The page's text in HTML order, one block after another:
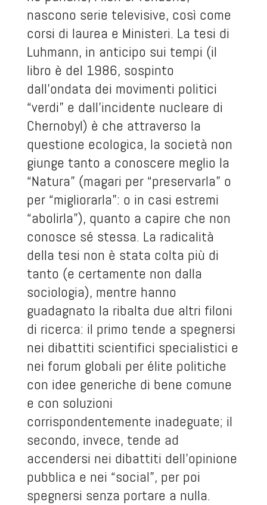
nascono serie televisive, così come
corsi di laurea e Ministeri. La tesi di
Luhmann, in anticipo sui tempi (il
libro è del 1986, sospinto
dall’ondata dei movimenti politici
“verdi” e dall’incidente nucleare di
Chernobyl) è che attraverso la
questione ecologica, la società non
giunge tanto a conoscere meglio la
“Natura” (magari per “preservarla” o
per “migliorarla”: o in casi estremi
“abolirla”), quanto a capire che non
conosce sé stessa. La radicalità
della tesi non è stata colta più di
tanto (e certamente non dalla
sociologia), mentre hanno
guadagnato la ribalta due altri filoni
di ricerca: il primo tende a spegnersi
nei dibattiti scientifici specialistici e
nei forum globali per élite politiche
con idee generiche di bene comune
e con soluzioni
corrispondentemente inadeguate; il
secondo, invece, tende ad
accendersi nei dibattiti dell’opinione
pubblica e nei “social”, per poi
spegnersi senza portare a nulla.